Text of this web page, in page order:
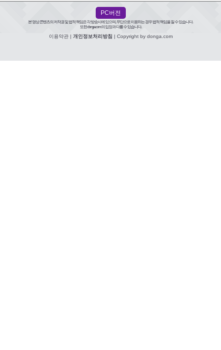
PC버전
본 영상 콘텐츠의 저작권 및 법적 책임은 각 방송사에 있으며, 무단으로 이용하는 경우 법적 책임을 질 수 있습니다.
또한 donga.com의 입장과 다를 수 있습니다.
이용약관| 개인정보처리방침 | Copyright by donga.com